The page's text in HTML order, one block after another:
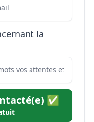
la
✅